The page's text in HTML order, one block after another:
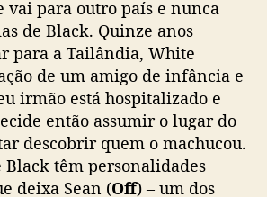
vai para outro país e nunca
de Black. Quinze anos
para a Tailândia, White
de um amigo de infância e
irmão está hospitalizado e
então assumir o lugar do
descobrir quem o machucou.
Black têm personalidades
deixa Sean (Off) – um dos